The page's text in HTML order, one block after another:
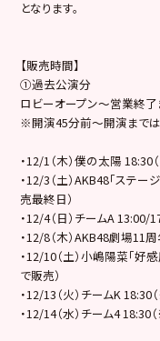
となります。
【販売時間】
①過去公演分
ロビーオープン～営業終了
※開演45分前～開演までは
・12/1（木）僕の太陽 18:30
・12/3（土）AKB48「ステ
売最終日）
・12/4（日）チームA
・12/8（木）AKB48劇場11
・12/10（土）小嶋陽菜「
で販売）
・12/13（火）チームK
・12/14（水）チーム4